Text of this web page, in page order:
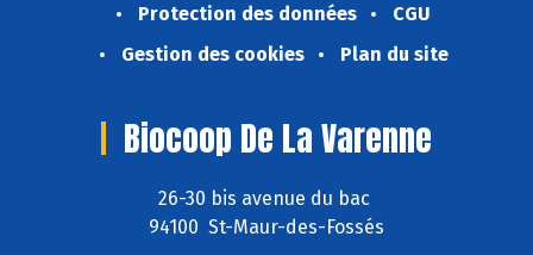
Protection des données
CGU
Gestion des cookies
Plan du site
Biocoop De La Varenne
26-30 bis avenue du bac
94100 St-Maur-des-Fossés